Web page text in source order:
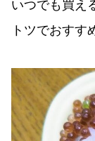
いつでも買え
トツでおすす